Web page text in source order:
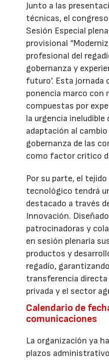
Junto a las
técnicas, el
Sesión Especial
provisional
profesional del
gobernanza y
futuro'. Esta jornada
ponencia marco con
compuestas por
la urgencia ineludible
adaptación al
gobernanza de las
como factor crítico
Por su parte, el
tecnológico tendrá
destacado a través
Innovación.
patrocinadoras y
en sesión plenaria
productos y
regadío,
transferencia directa
privada y el sector
Calendario de
comunicaciones
La organización ya
plazos